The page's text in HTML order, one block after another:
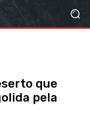
que
pela